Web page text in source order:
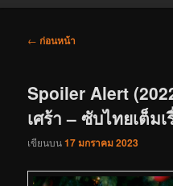
เมนู
← ก่อนหน้า
Spoiler Alert
เศร้า – ซับไทยเต็ม
เขียนบน17 มกราคม 2023